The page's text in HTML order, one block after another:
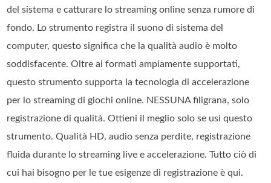
del sistema e catturare lo streaming online senza rumore di
fondo. Lo strumento registra il suono di sistema del
computer, questo significa che la qualità audio è molto
soddisfacente. Oltre ai formati ampiamente supportati,
questo strumento supporta la tecnologia di accelerazione
per lo streaming di giochi online. NESSUNA filigrana, solo
registrazione di qualità. Ottieni il meglio solo se usi questo
strumento. Qualità HD, audio senza perdite, registrazione
fluida durante lo streaming live e accelerazione. Tutto ciò di
cui hai bisogno per le tue esigenze di registrazione è qui.